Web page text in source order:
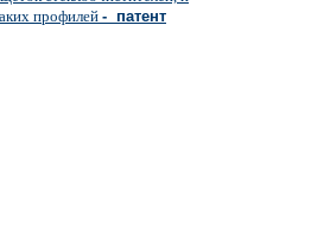
профилей- патент